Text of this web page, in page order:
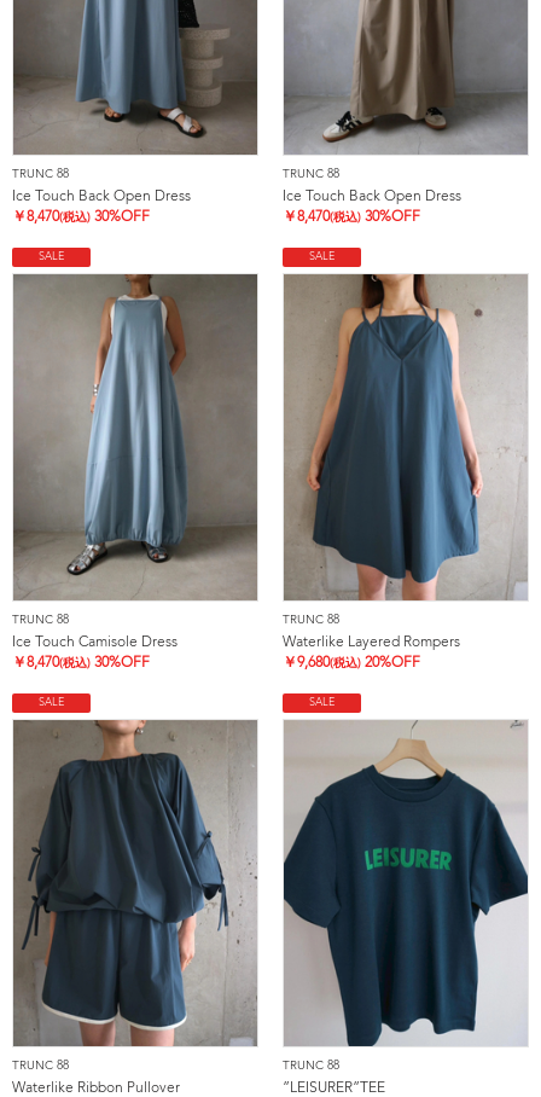
TRUNC 88
Ice Touch Back Open Dress
￥8,470(税込) 30%OFF
TRUNC 88
Ice Touch Back Open Dress
￥8,470(税込) 30%OFF
SALE
TRUNC 88
Ice Touch Camisole Dress
￥8,470(税込) 30%OFF
SALE
TRUNC 88
Waterlike Layered Rompers
￥9,680(税込) 20%OFF
SALE
TRUNC 88
Waterlike Ribbon Pullover
SALE
TRUNC 88
”LEISURER”TEE